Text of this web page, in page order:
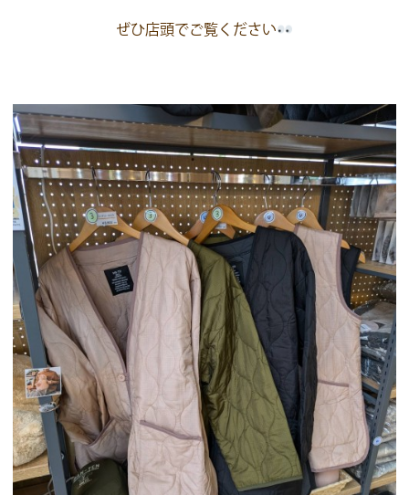
ぜひ店頭でご覧ください